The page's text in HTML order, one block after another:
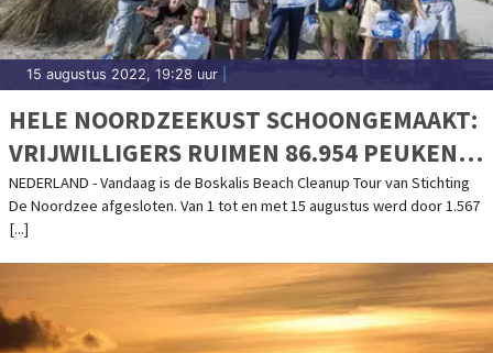
15 augustus 2022, 19:28 uur
HELE NOORDZEEKUST SCHOONGEMAAKT:
VRIJWILLIGERS RUIMEN 86.954 PEUKEN
EN 4.408 KILO AFVAL OP VAN STRANDEN
NEDERLAND - Vandaag is de Boskalis Beach Cleanup Tour van Stichting
De Noordzee afgesloten. Van 1 tot en met 15 augustus werd door 1.567
[...]